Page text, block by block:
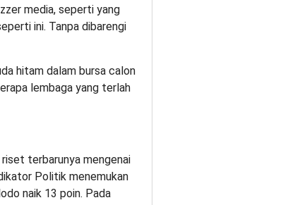
media, seperti yang
ini. Tanpa dibarengi
hitam dalam bursa calon
lembaga yang terlah
terbarunya mengenai
Politik menemukan
naik 13 poin. Pada